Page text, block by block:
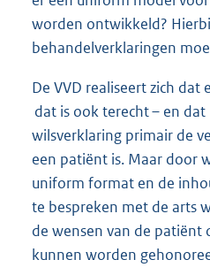
worden ontwikkeld?
behandelverklaringen
De VVD realiseert zich dat
dat is ook terecht – en
wilsverklaring primair de
een patiënt is. Maar door
uniform format en de
te bespreken met de arts
de wensen van de patiënt
kunnen worden